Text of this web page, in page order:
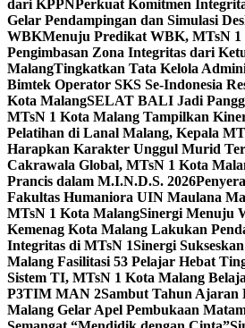
dari KPPNPerkuat Komitmen
Gelar Pendampingan dan Simulasi
WBKMenuju Predikat WBK, MTsN 1
Pengimbasan Zona Integritas dari
MalangTingkatkan Tata Kelola
Bimtek Operator SKS Se-Indonesia
Kota MalangSELAT BALI Jadi
MTsN 1 Kota Malang Tampilkan
Pelatihan di Lanal Malang, Kepala
Harapkan Karakter Unggul Murid
Cakrawala Global, MTsN 1 Kota
Prancis dalam M.I.N.D.S. 2026
Fakultas Humaniora UIN Maulana
MTsN 1 Kota MalangSinergi Menuju
Kemenag Kota Malang Lakukan
Integritas di MTsN 1Sinergi
Malang Fasilitasi 53 Pelajar Hebat
Sistem TI, MTsN 1 Kota Malang
P3TIM MAN 2Sambut Tahun Ajaran
Malang Gelar Apel Pembukaan